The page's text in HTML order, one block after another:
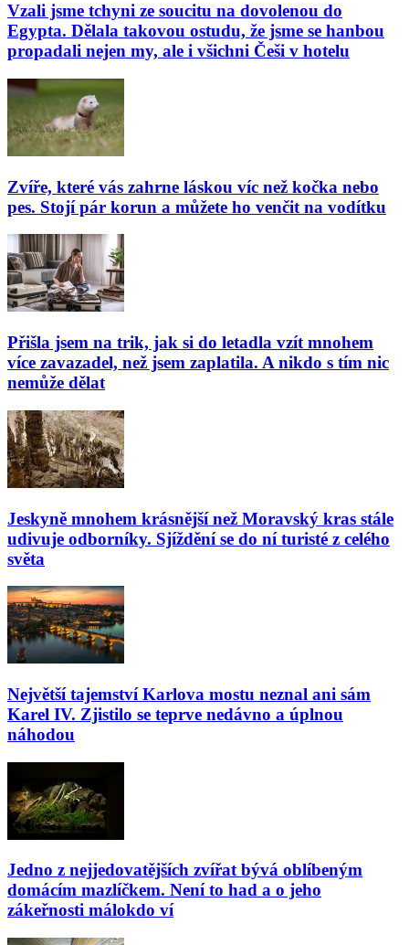
Vzali jsme tchyni ze soucitu na dovolenou do
Egypta. Dělala takovou ostudu, že jsme se hanbou
propadali nejen my, ale i všichni Češi v hotelu
Zvíře, které vás zahrne láskou víc než kočka nebo
pes. Stojí pár korun a můžete ho venčit na vodítku
Přišla jsem na trik, jak si do letadla vzít mnohem
více zavazadel, než jsem zaplatila. A nikdo s tím nic
nemůže dělat
Jeskyně mnohem krásnější než Moravský kras stále
udivuje odborníky. Sjíždění se do ní turisté z celého
světa
Největší tajemství Karlova mostu neznal ani sám
Karel IV. Zjistilo se teprve nedávno a úplnou
náhodou
Jedno z nejjedovatějších zvířat bývá oblíbeným
domácím mazlíčkem. Není to had a o jeho
zákeřnosti málokdo ví